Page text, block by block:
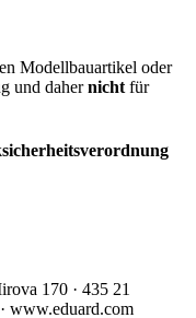
Modellbauartikel oder
und dahernicht für
170 · 435 21
www.eduard.com